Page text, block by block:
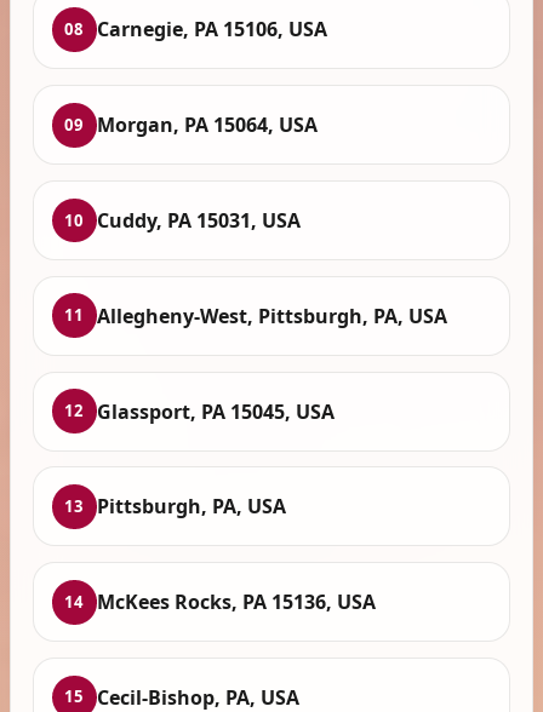
08 Carnegie, PA 15106, USA
09 Morgan, PA 15064, USA
10 Cuddy, PA 15031, USA
11 Allegheny-West, Pittsburgh, PA, USA
12 Glassport, PA 15045, USA
13 Pittsburgh, PA, USA
14 McKees Rocks, PA 15136, USA
15 Cecil-Bishop, PA, USA